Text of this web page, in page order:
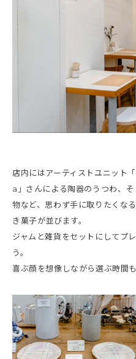
店内にはアーティストユニッ
a」さんによる陶器のうつわ、
物など、思わず手に取りたくな
き菓子が並びます。
ジャムと雑貨をセットにしてプ
う。
喜ぶ顔を想像しながら選ぶ時間